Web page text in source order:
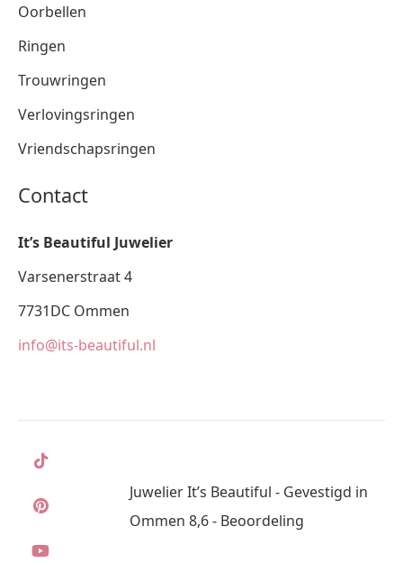
Oorbellen
Ringen
Trouwringen
Verlovingsringen
Vriendschapsringen
Contact
It’s Beautiful Juwelier
Varsenerstraat 4
7731DC Ommen
info@its-beautiful.nl
Juwelier It’s Beautiful - Gevestigd in
Ommen 8,6 - Beoordeling